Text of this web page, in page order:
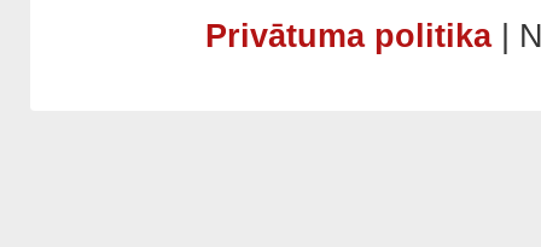
Privātuma politika|